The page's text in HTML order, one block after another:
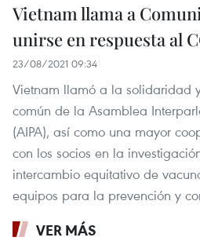
Vietnam llama a
unirse en respuesta al
23/08/2021 09:34
Vietnam llamó a la solidaridad
común de la Asamblea
(AIPA), así como una mayor
con los socios en la
intercambio equitativo de
equipos para la prevención y
VER MÁS